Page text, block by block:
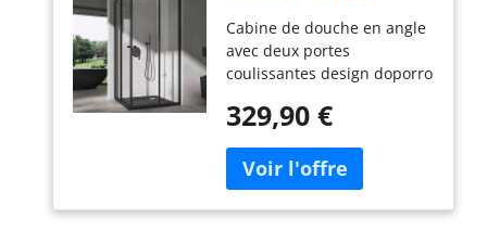
Coulissantes
Cabine de douche en angle
avec deux portes
coulissantes design doporro
90cm | Largeur: 90cm |
à douche | Profilés muraux
de haute qualité en noir
mat Verre de sécurité 6mm
329,90 €